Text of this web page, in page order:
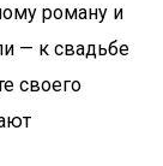
роману и
— к свадьбе
своего